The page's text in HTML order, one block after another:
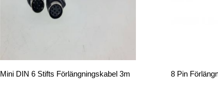
Mini DIN 6 Stifts Förlängningskabel 3m 8 Pin